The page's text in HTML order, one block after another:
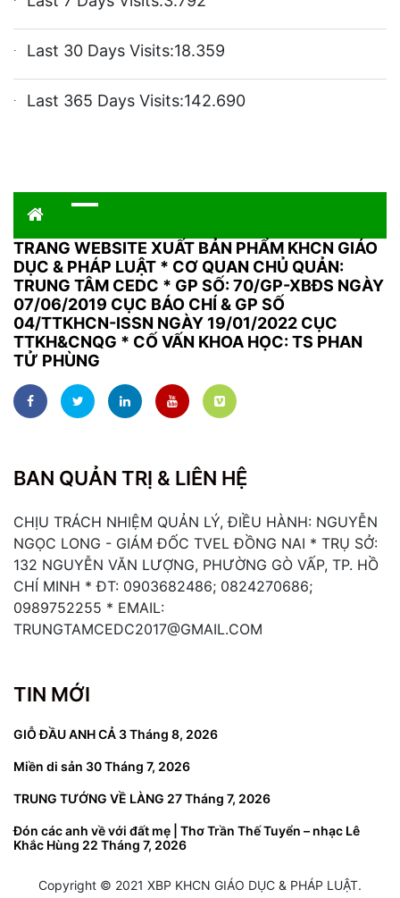
Last 30 Days Visits:18.359
Last 365 Days Visits:142.690
TRANG WEBSITE XUẤT BẢN PHẨM KHCN GIÁO
DỤC & PHÁP LUẬT * CƠ QUAN CHỦ QUẢN:
TRUNG TÂM CEDC * GP SỐ: 70/GP-XBĐS NGÀY
07/06/2019 CỤC BÁO CHÍ & GP SỐ
04/TTKHCN-ISSN NGÀY 19/01/2022 CỤC
TTKH&CNQG * CỐ VẤN KHOA HỌC: TS PHAN
TỬ PHÙNG
BAN QUẢN TRỊ & LIÊN HỆ
CHỊU TRÁCH NHIỆM QUẢN LÝ, ĐIỀU HÀNH: NGUYỄN
NGỌC LONG - GIÁM ĐỐC TVEL ĐỒNG NAI * TRỤ SỞ:
132 NGUYỄN VĂN LƯỢNG, PHƯỜNG GÒ VẤP, TP. HỒ
CHÍ MINH * ĐT: 0903682486; 0824270686;
0989752255 * EMAIL:
TRUNGTAMCEDC2017@GMAIL.COM
TIN MỚI
GIỖ ĐẦU ANH CẢ 3 Tháng 8, 2026
Miền di sản 30 Tháng 7, 2026
TRUNG TƯỚNG VỀ LÀNG 27 Tháng 7, 2026
Đón các anh về với đất mẹ | Thơ Trần Thế Tuyển – nhạc Lê
Khắc Hùng 22 Tháng 7, 2026
Copyright © 2021 XBP KHCN GIÁO DỤC & PHÁP LUẬT.